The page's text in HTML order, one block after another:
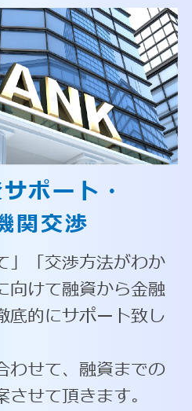
ポート・
関交渉
」「交渉方法がわか
向けて融資から金融
底的にサポート致し
わせて、融資までの
せて頂きます。